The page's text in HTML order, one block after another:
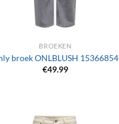
BROEKEN
broek ONLBLUSH 15366854
€49.99